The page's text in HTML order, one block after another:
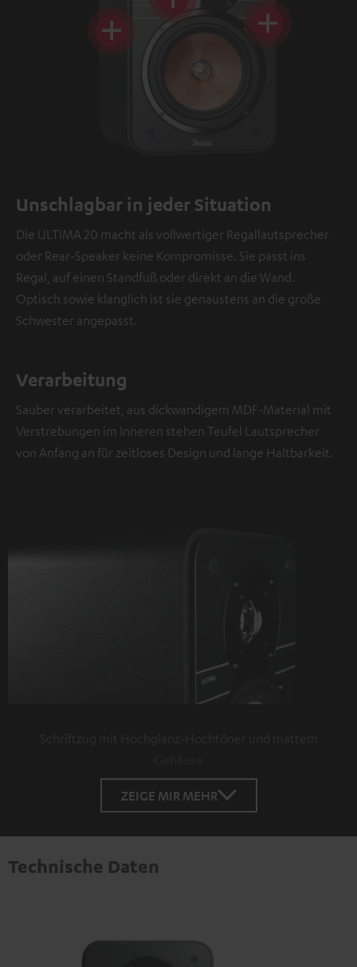
Unschlagbar in jeder Situation
Die ULTIMA 20 macht als vollwertiger Regallautsprecher
oder Rear-Speaker keine Kompromisse. Sie passt ins
Regal, auf einen Standfuß oder direkt an die Wand.
Optisch sowie klanglich ist sie genaustens an die große
Schwester angepasst.
Verarbeitung
Sauber verarbeitet, aus dickwandigem MDF-Material mit
Verstrebungen im Inneren stehen Teufel Lautsprecher
von Anfang an für zeitloses Design und lange Haltbarkeit.
Schriftzug mit Hochglanz-Hochtöner und mattem
ZEIGE MIR MEHR
Technische Daten